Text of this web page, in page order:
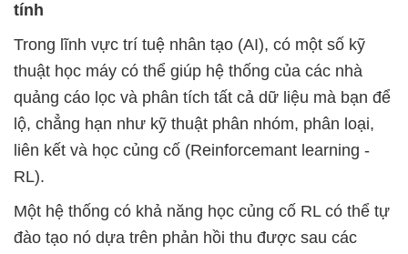
tính
Trong lĩnh vực trí tuệ nhân tạo (AI), có một số kỹ
thuật học máy có thể giúp hệ thống của các nhà
quảng cáo lọc và phân tích tất cả dữ liệu mà bạn để
lộ, chẳng hạn như kỹ thuật phân nhóm, phân loại,
liên kết và học củng cố (Reinforcemant learning -
RL).
Một hệ thống có khả năng học củng cố RL có thể tự
đào tạo nó dựa trên phản hồi thu được sau các